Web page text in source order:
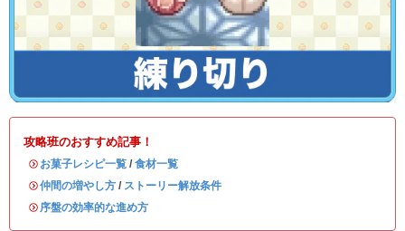
攻略班のおすすめ記事！
・ お菓子レシピ一覧 / 食材一覧
・仲間の増やし方 / ストーリー解放条件
・ 序盤の効率的な進め方